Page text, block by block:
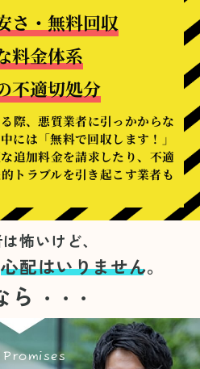
さ・無料回収
料金体系
不適切処分
際、悪質業者に引っかからな
には「無料で回収します！」
追加料金を請求したり、不適
トラブルを引き起こす業者も
怖いけど、
心配はいりません。
ら ・・・